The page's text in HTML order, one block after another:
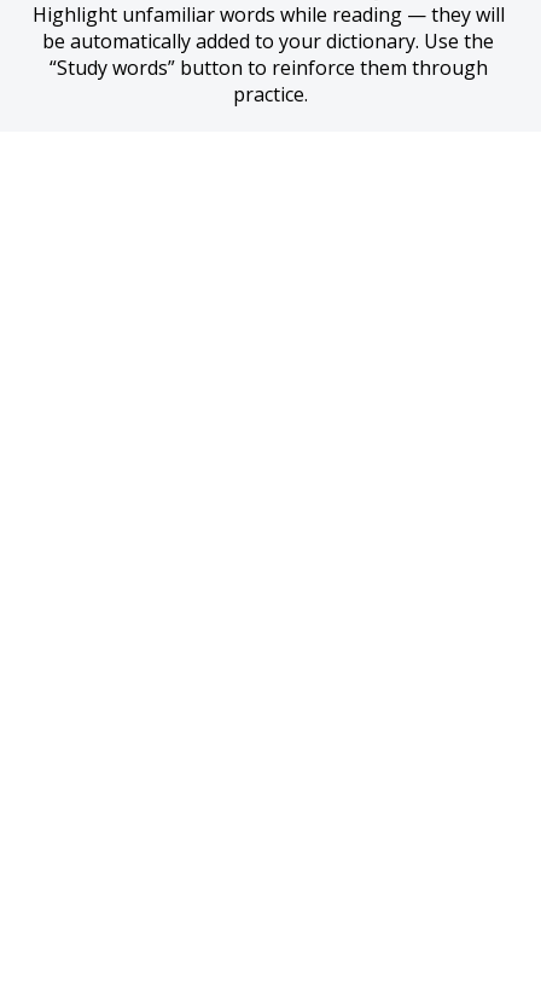
Highlight unfamiliar words while reading — they will
be automatically added to your dictionary. Use the
“Study words” button to reinforce them through
practice.